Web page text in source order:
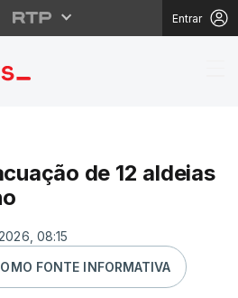
Entrar
de 12 aldeias
08:15
FONTE INFORMATIVA